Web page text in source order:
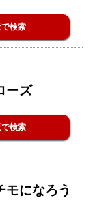
検索
ーズ
検索
になろう